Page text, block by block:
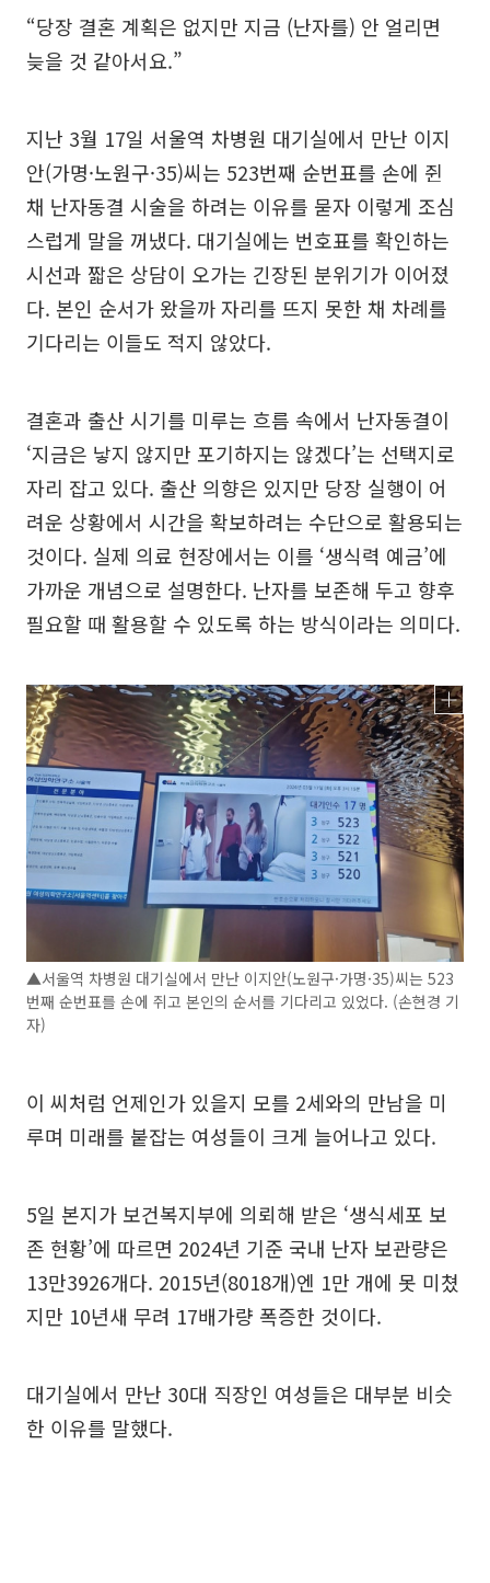
“당장 결혼 계획은 없지만 지금 (난자를) 안 얼리면
늦을 것 같아서요.”
지난 3월 17일 서울역 차병원 대기실에서 만난 이지
안(가명·노원구·35)씨는 523번째 순번표를 손에 쥔
채 난자동결 시술을 하려는 이유를 묻자 이렇게 조심
스럽게 말을 꺼냈다. 대기실에는 번호표를 확인하는
시선과 짧은 상담이 오가는 긴장된 분위기가 이어졌
다. 본인 순서가 왔을까 자리를 뜨지 못한 채 차례를
기다리는 이들도 적지 않았다.
결혼과 출산 시기를 미루는 흐름 속에서 난자동결이
‘지금은 낳지 않지만 포기하지는 않겠다’는 선택지로
자리 잡고 있다. 출산 의향은 있지만 당장 실행이 어
려운 상황에서 시간을 확보하려는 수단으로 활용되는
것이다. 실제 의료 현장에서는 이를 ‘생식력 예금’에
가까운 개념으로 설명한다. 난자를 보존해 두고 향후
필요할 때 활용할 수 있도록 하는 방식이라는 의미다.
▲서울역 차병원 대기실에서 만난 이지안(노원구·가명·35)씨는 523
번째 순번표를 손에 쥐고 본인의 순서를 기다리고 있었다. (손현경 기
자)
이 씨처럼 언제인가 있을지 모를 2세와의 만남을 미
루며 미래를 붙잡는 여성들이 크게 늘어나고 있다.
5일 본지가 보건복지부에 의뢰해 받은 ‘생식세포 보
존 현황’에 따르면 2024년 기준 국내 난자 보관량은
13만3926개다. 2015년(8018개)엔 1만 개에 못 미쳤
지만 10년새 무려 17배가량 폭증한 것이다.
대기실에서 만난 30대 직장인 여성들은 대부분 비슷
한 이유를 말했다.